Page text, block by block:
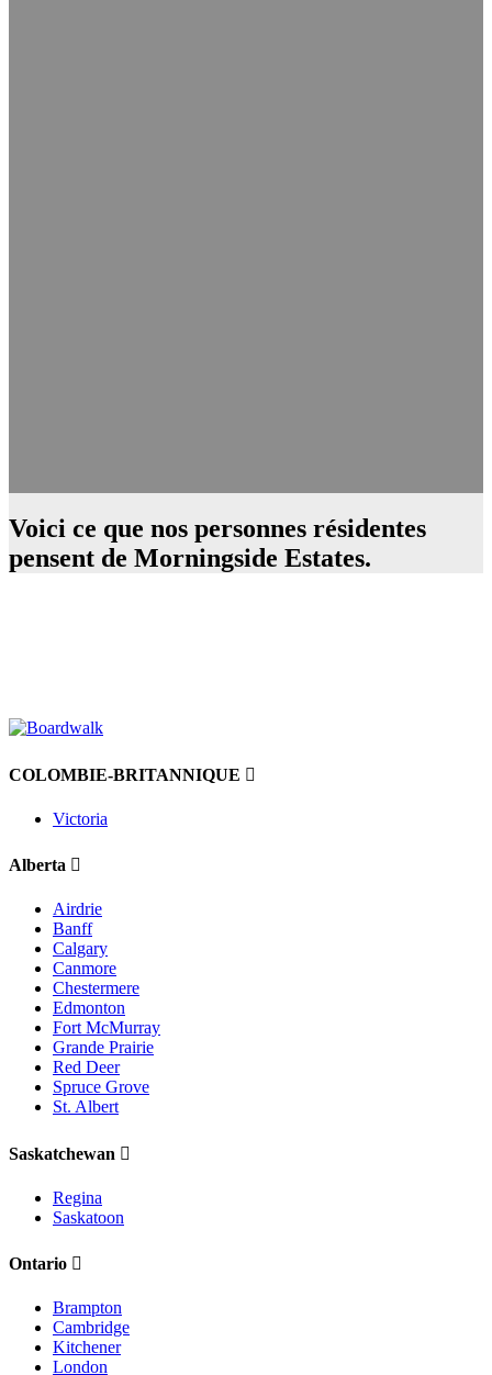
Voici ce que nos personnes résidentes
pensent de Morningside Estates.
COLOMBIE-BRITANNIQUE
Victoria
Alberta
Airdrie
Banff
Calgary
Canmore
Chestermere
Edmonton
Fort McMurray
Grande Prairie
Red Deer
Spruce Grove
St. Albert
Saskatchewan
Regina
Saskatoon
Ontario
Brampton
Cambridge
Kitchener
London